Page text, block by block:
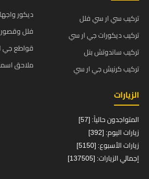
تركيب سي ار سي فلل
تركيب ديكورات جي ار سي
تركيب ساندوتش بنل
تركيب كرنيش جي ار سي
ديكور
فلل
قواطع جي
ملاحق
الزيارات
المتواجدون حالياً: [57]
زيارات اليوم: [392]
زيارات الأسبوع: [5150]
إجمالي الزيارات: [137505]